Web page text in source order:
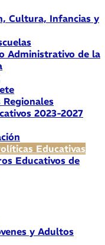
Cultura, Infancias y
Administrativo de la
Regionales
2023-2027
Educativas
Educativos de
y Adultos